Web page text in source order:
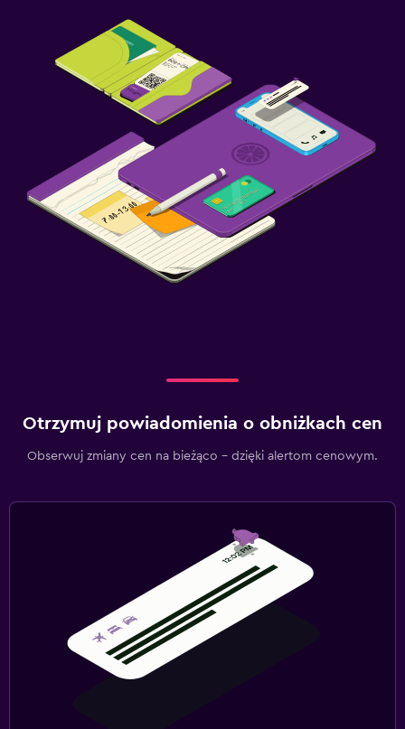
Otrzymuj powiadomienia o obniżkach cen
Obserwuj zmiany cen na bieżąco – dzięki alertom cenowym.